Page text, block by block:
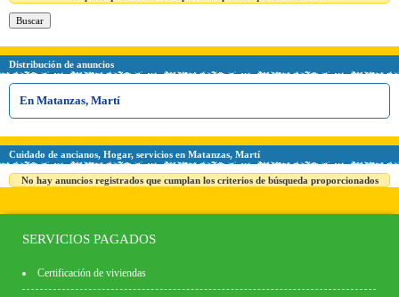
Distribución de anuncios
En Matanzas, Martí
Cuidado de ancianos, Hogar, servicios en Matanzas, Martí
No hay anuncios registrados que cumplan los criterios de búsqueda proporcionados
SERVICIOS PAGADOS
Certificación de viviendas